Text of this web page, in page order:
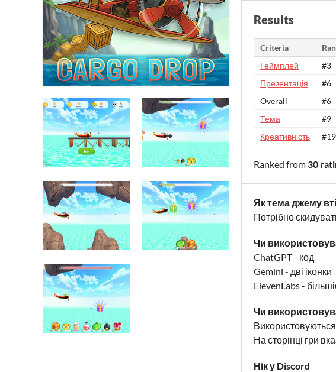
Results
Criteria
Геймплей
#3
Презентація
#6
Overall
#6
Тема
#9
Креативність
#19
Ranked from 30
Як тема джему
Потрібно
Чи
ChatGPT - код
Gemini - дві іконки
ElevenLabs -
Чи
На сторінці гри
Нік у Discord